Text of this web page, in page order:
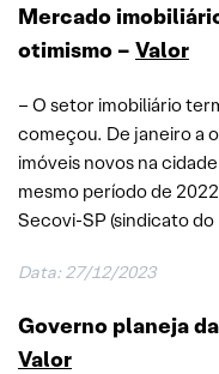
Mercado
otimismo – Valor
– O setor imobiliário
começou. De janeiro a
imóveis novos na
mesmo período de
Secovi-SP (sindicato
Data: 27/12/2023
Governo planeja
Valor